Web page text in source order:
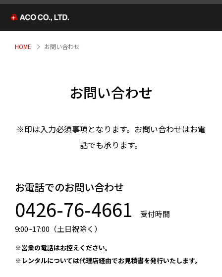
HOME お問い合わせ
お問い合わせ
※印は入力必須事項となります。お問い合わせはお電
話でも承ります。
お電話でのお問い合わせ
0426-76-4661
受付時間
9:00~17:00（土日祝除く）
※営業の電話はお控えください。
※レンタルについては代理店経由でお見積書を発行いたします。